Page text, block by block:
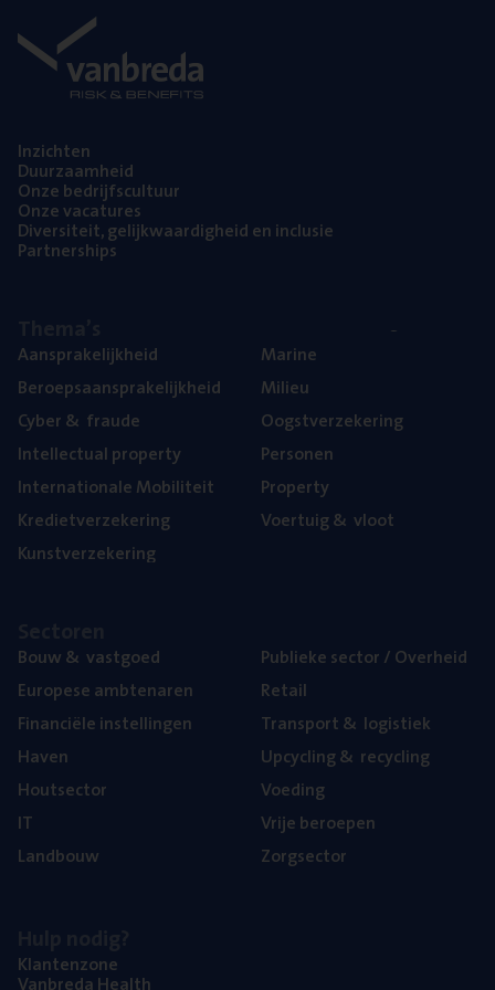
Inzich­ten
Duur­zaam­heid
Onze bedrijfs­cul­tuur
Onze vaca­tu­res
Diver­si­teit, gelijk­waar­dig­heid en inclusie
Part­ner­ships
Aan­spra­ke­lijk­heid
Beroeps­aan­spra­ke­lijk­heid
Cyber& fraude
Intel­lec­tu­al property
Inter­na­ti­o­na­le Mobiliteit
Kre­diet­ver­ze­ke­ring
Kunst­ver­ze­ke­ring
Mari­ne
Mili­eu
Oogst­ver­ze­ke­ring
Per­so­nen
Pro­per­ty
Voer­tuig& vloot
Bouw& vastgoed
Euro­pe­se ambtenaren
Finan­ci­ë­le instellingen
Haven
Hout­sec­tor
IT
Land­bouw
Publie­ke sec­tor / Overheid
Retail
Trans­port& logistiek
Upcy­cling& recycling
Voe­ding
Vrije beroe­pen
Zorg­sec­tor
Klan­ten­zo­ne
Van­b­re­da Health